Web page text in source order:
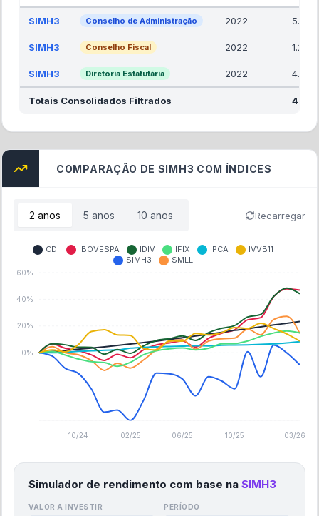
SIMH3 Conselho de Administração 2022 5.00
SIMH3 Conselho Fiscal 2022 1.25
SIMH3 Diretoria Estatutária 2022 4.17
Totais Consolidados Filtrados
COMPARAÇÃO DE SIMH3 COM ÍNDICES
2 anos 5 anos 10 anos Recarregar
CDI IBOVESPA IDIV IFIX IPCA
IVVB11
SIMH3
SMLL
10/24 02/25 06/25 10/25 03/26
0%
20%
40%
60%
Simulador de rendimento com base na SIMH3
VALOR A INVESTIR PERÍODO